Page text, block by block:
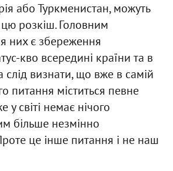
або Туркменистан, можуть
розкіш. Головним
них є збереження
кво всередині країни та в
слід визнати, що вже в самій
питання міститься певне
у світі немає нічого
більше незмінно
це інше питання і не наш